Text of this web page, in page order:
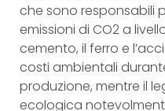
che sono responsabili
emissioni di CO2 a
cemento, il ferro e
costi ambientali
produzione, mentre il
ecologica